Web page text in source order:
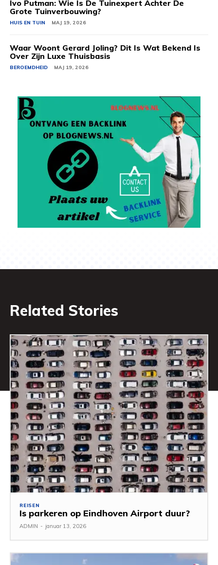
Ivo Putman: Wie Is De Tuinexpert Achter De
Grote Tuinverbouwing?
HUIS EN TUIN MAJ 19, 2026
Waar Woont Gerard Joling? Dit Is Wat Bekend Is
Over Zijn Luxe Thuisbasis
BEROEMDHEID MAJ 19, 2026
Related Stories
REISEN
Is parkeren op Eindhoven Airport duur?
ADMIN - januar 13, 2026